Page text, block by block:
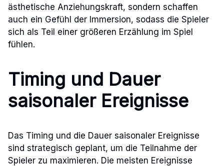
ästhetische Anziehungskraft, sondern schaffen
auch ein Gefühl der Immersion, sodass die Spieler
sich als Teil einer größeren Erzählung im Spiel
fühlen.
Timing und Dauer
saisonaler Ereignisse
Das Timing und die Dauer saisonaler Ereignisse
sind strategisch geplant, um die Teilnahme der
Spieler zu maximieren. Die meisten Ereignisse